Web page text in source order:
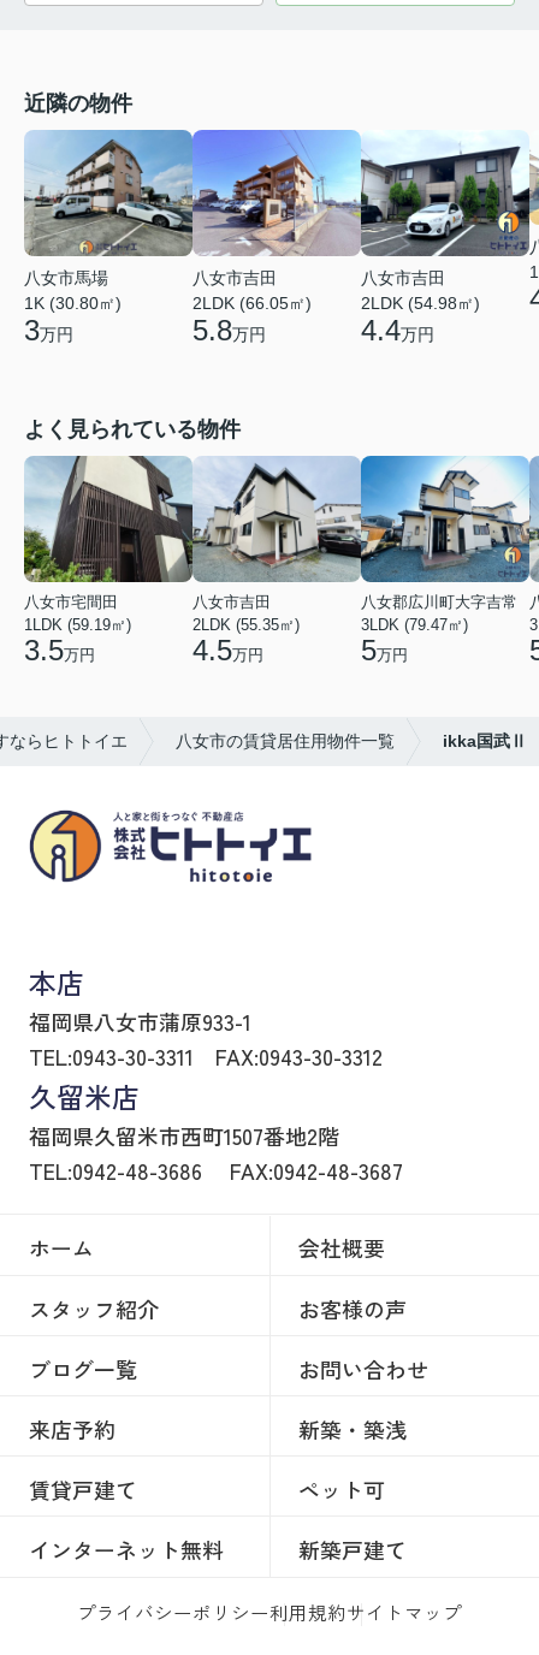
近隣の物件
八女市馬場
1K (30.80㎡)
3万円
八女市吉田
2LDK (66.05㎡)
5.8万円
八女市吉田
2LDK (54.98㎡)
4.4万円
よく見られている物件
八女市宅間田
1LDK (59.19㎡)
3.5万円
八女市吉田
2LDK (55.35㎡)
4.5万円
八女郡広川町大字吉常
3LDK (79.47㎡)
5万円
ならヒトトイエ 八女市の賃貸居住用物件一覧 ikka国武Ⅱ
本店
福岡県八女市蒲原933-1
TEL:0943-30-3311
FAX:0943-30-3312
久留米店
福岡県久留米市西町1507番地2階
TEL:0942-48-3686
FAX:0942-48-3687
ホーム
会社概要
スタッフ紹介
お客様の声
ブログ一覧
お問い合わせ
来店予約
新築・築浅
賃貸戸建て
ペット可
インターネット無料
新築戸建て
プライバシーポリシー利用規約サイトマップ